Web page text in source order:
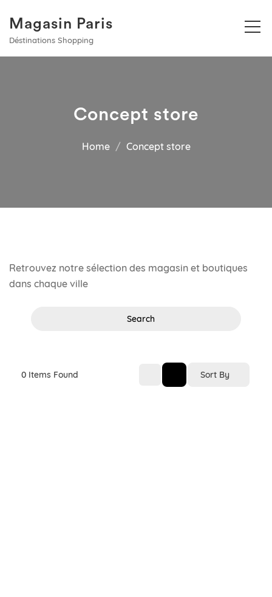
Magasin Paris
Déstinations Shopping
Concept store
Home Concept store
Retrouvez notre sélection des magasin et boutiques
dans chaque ville
Search
0 Items Found Sort By